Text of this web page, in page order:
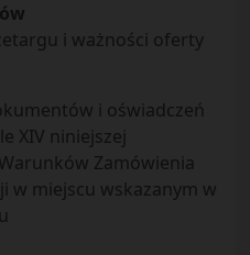
i ważności oferty
i oświadczeń
XIV niniejszej
Zamówienia
w miejscu wskazanym w